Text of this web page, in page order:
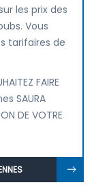
les prix des
Vous
tarifaires de
FAIRE
SAURA
DE VOTRE